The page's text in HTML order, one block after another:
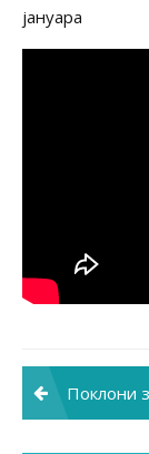
јануара
PostПоклони за прворођене бебе у